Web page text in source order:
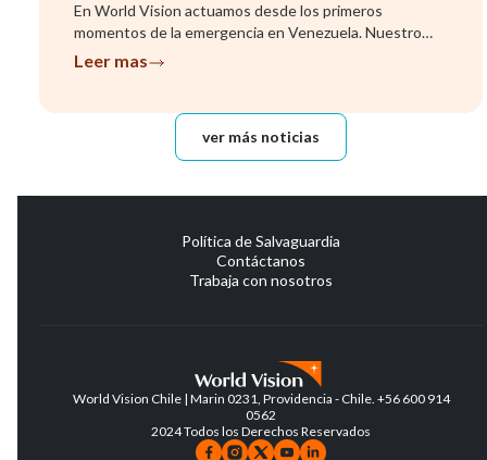
En World Vision actuamos desde los primeros
momentos de la emergencia en Venezuela. Nuestro
equipo ya se encuentra evalu...
Leer mas
ver más noticias
Política de Salvaguardia
Contáctanos
Trabaja con nosotros
World Vision Chile | Marin 0231, Providencia - Chile. +56 600 914
0562
2024 Todos los Derechos Reservados